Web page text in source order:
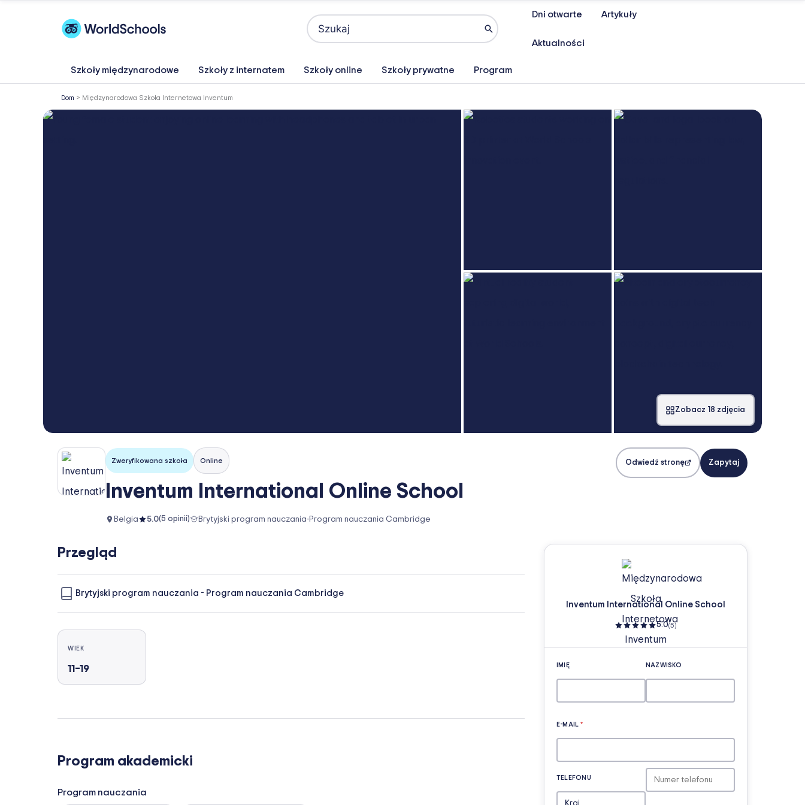
Search
for:
Dni otwarte Artykuły
Aktualności
Szkoły międzynarodowe Szkoły z internatem Szkoły online Szkoły prywatne Program
Dom > Międzynarodowa Szkoła Internetowa Inventum
Zobacz 18 zdjęcia
Zweryfikowana szkoła Online
Inventum International Online School
Belgia 5.0(5 opinii) Brytyjski program nauczania-Program nauczania Cambridge
Odwiedź stronę Zapytaj
Przegląd
Brytyjski program nauczania - Program nauczania Cambridge
WIEK
11–19
Program akademicki
Program nauczania
Inventum International Online School
5.0(5)
IMIĘ NAZWISKO
E-MAIL *
TELEFONU